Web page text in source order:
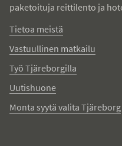
paketoituja reittilento ja
Tietoa meistä
Vastuullinen matkailu
Työ Tjäreborgilla
Uutishuone
Monta syytä valita Tjäreborg